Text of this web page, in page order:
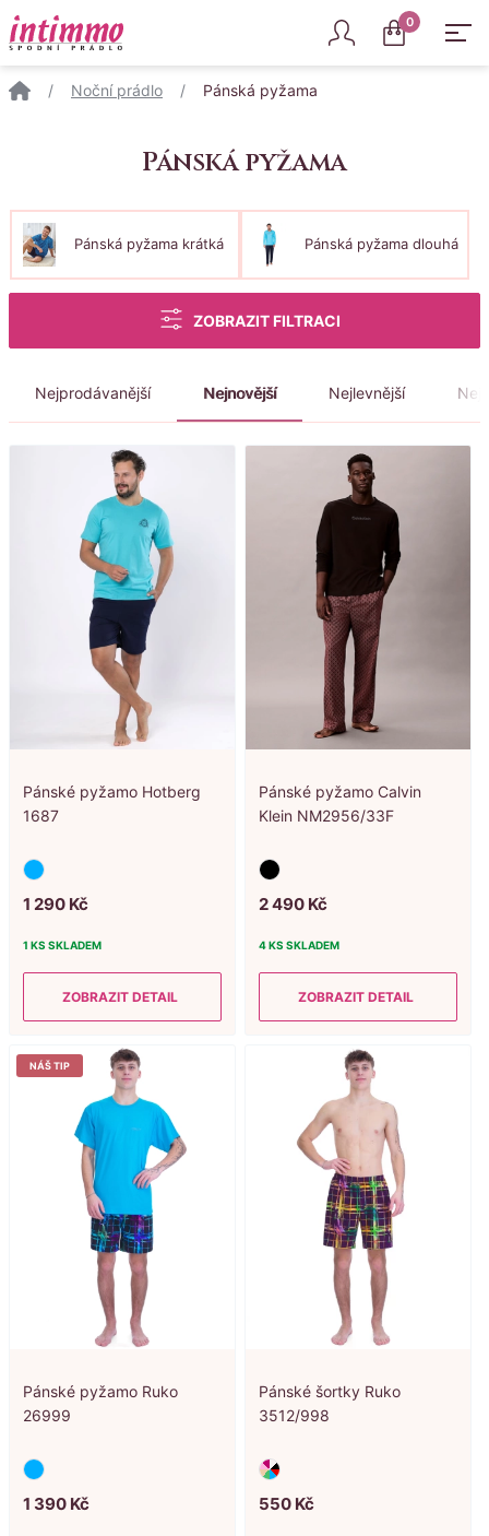
Intimmo 0
/ Noční prádlo / Pánská pyžama
Pánská pyžama
Kategorie
Pánská pyžama krátká Pánská pyžama dlouhá
ZOBRAZIT FILTRACI
Nejprodávanější Nejnovější Nejlevnější
Pánské pyžamo Hotberg
1687
1 290 Kč
1 KS SKLADEM
ZOBRAZIT DETAIL
Pánské pyžamo Calvin
Klein NM2956/33F
2490 Kč
4 KS SKLADEM
ZOBRAZIT DETAIL
Pánské pyžamo Ruko
26999
NÁŠ TIP
1 390 Kč
Pánské šortky Ruko
3512/998
550 Kč